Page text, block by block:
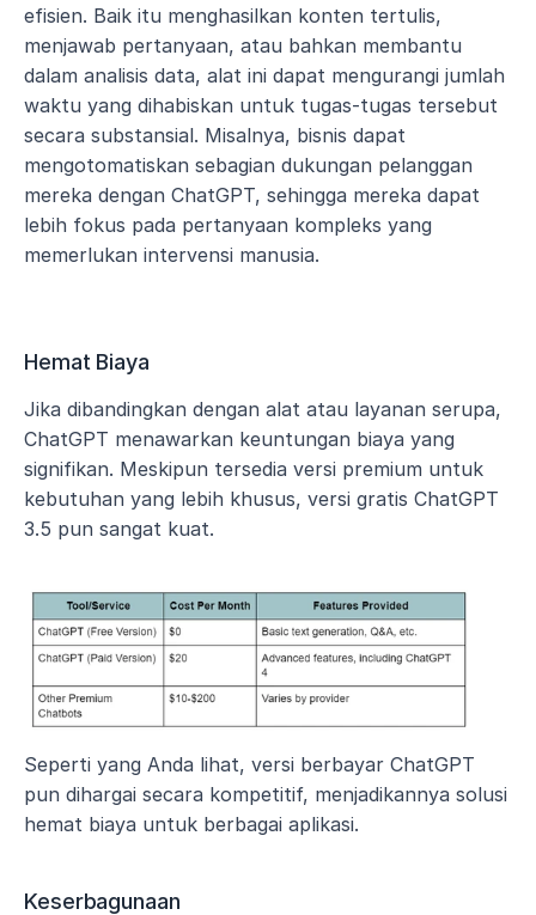
efisien. Baik itu menghasilkan konten tertulis,
menjawab pertanyaan, atau bahkan membantu
dalam analisis data, alat ini dapat mengurangi jumlah
waktu yang dihabiskan untuk tugas-tugas tersebut
secara substansial. Misalnya, bisnis dapat
mengotomatiskan sebagian dukungan pelanggan
mereka dengan ChatGPT, sehingga mereka dapat
lebih fokus pada pertanyaan kompleks yang
memerlukan intervensi manusia.
Hemat Biaya
Jika dibandingkan dengan alat atau layanan serupa,
ChatGPT menawarkan keuntungan biaya yang
signifikan. Meskipun tersedia versi premium untuk
kebutuhan yang lebih khusus, versi gratis ChatGPT
3.5 pun sangat kuat.
Seperti yang Anda lihat, versi berbayar ChatGPT
pun dihargai secara kompetitif, menjadikannya solusi
hemat biaya untuk berbagai aplikasi.
Keserbagunaan